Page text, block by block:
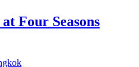
Four Seasons